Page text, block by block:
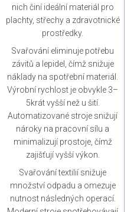
nich činí ideální materiál pro
plachty, střechy a zdravotnické
prostředky.
Svařování eliminuje potřebu
závitů a lepidel, čímž snižuje
náklady na spotřební materiál.
Výrobní rychlost je obvykle 3–
5krát vyšší než u šití.
Automatizované stroje snižují
nároky na pracovní sílu a
minimalizují prostoje, čímž
zajišťují vyšší výkon.
Svařování textilií snižuje
množství odpadu a omezuje
nutnost následných operací.